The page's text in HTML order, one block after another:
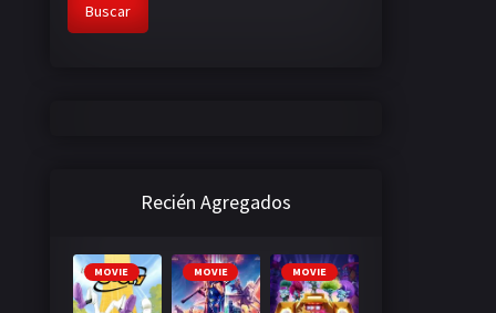
Buscar
Recién Agregados
MOVIE MOVIE MOVIE